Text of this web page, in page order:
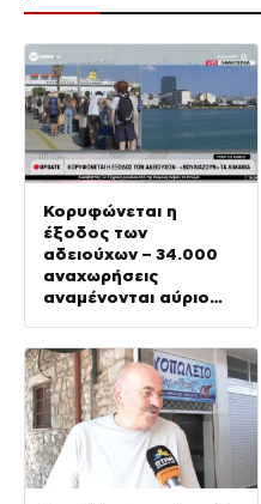
Κορυφώνεται η
έξοδος των
αδειούχων – 34.000
αναχωρήσεις
αναμένονται αύριο